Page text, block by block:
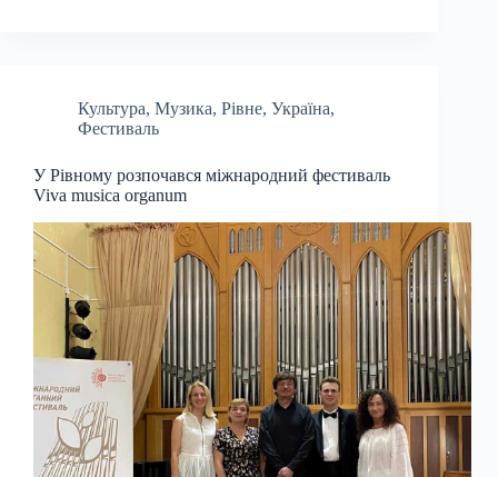
Культура, Музика, Рівне, Україна,
Фестиваль
У Рівному розпочався міжнародний фестиваль
Viva musica organum